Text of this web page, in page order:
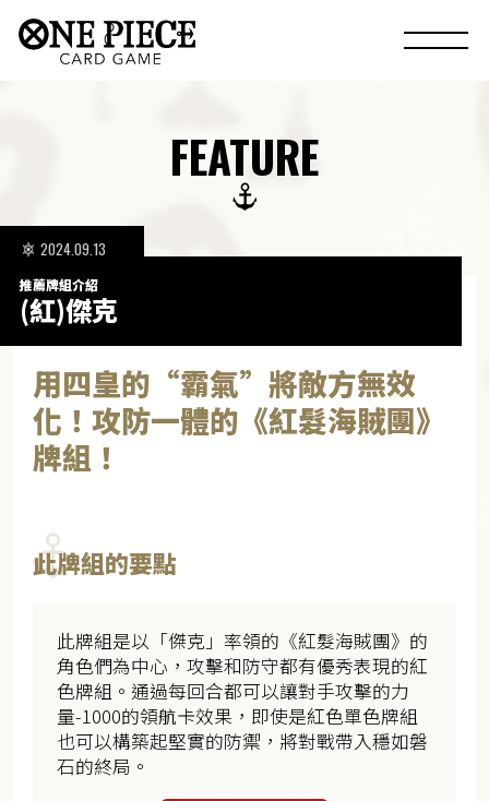
FEATURE
推薦牌組介紹
(紅)傑克
2024.09.13
用四皇的“霸氣”將敵方無效
化！攻防一體的《紅髮海賊團》
牌組！
此牌組的要點
此牌組是以「傑克」率領的《紅髮海賊團》的
角色們為中心，攻擊和防守都有優秀表現的紅
色牌組。通過每回合都可以讓對手攻擊的力
量-1000的領航卡效果，即使是紅色單色牌組
也可以構築起堅實的防禦，將對戰帶入穩如磐
石的終局。